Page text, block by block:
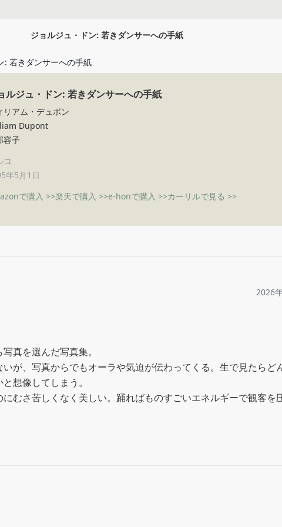
ジョルジュ・ドン: 若きダンサーへの手紙
: 若きダンサーへの手紙
ルジュ・ドン: 若きダンサーへの手紙
リアム・デュポン
Dupont
容子
コ
年5月1日
で購入 >>楽天で購入 >>e-honで購入 >>カーリルで見る >>
2026
真を選んだ写真集。
が、写真からでもオーラや気迫が伝わってくる。生で見たらど
想像してしまう。
むさ苦しくなく美しい。踊ればものすごいエネルギーで観客を